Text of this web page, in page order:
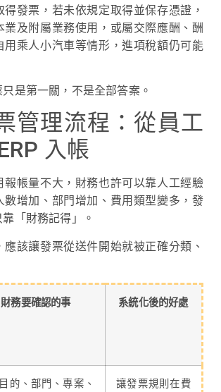
發票，若未依規定取得並保存憑證，
業及附屬業務使用，或屬交際應酬、酬
用乘人小汽車等情形，進項稅額仍可能
是第一關，不是全部答案。
管理流程：從員工
入帳
報帳量不大，財務也許可以靠人工經驗
數增加、部門增加、費用類型變多，發
「財務記得」。
應該讓發票從送件開始就被正確分類、
財務要確認的事 系統化後的好處
的、部門、專案、
讓發票規則在費